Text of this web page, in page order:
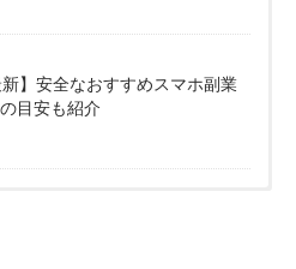
新】安全なおすすめスマホ副業
目安も紹介